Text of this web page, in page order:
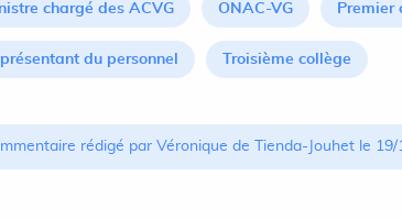
chargé des ACVG ONAC-VG Premier
du personnel Troisième collège
rédigé par Véronique de Tienda-Jouhet le 19/